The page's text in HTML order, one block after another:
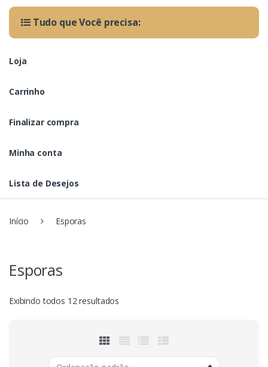
Tudo que Você precisa:
Loja
Carrinho
Finalizar compra
Minha conta
Lista de Desejos
Início Esporas
Esporas
Exibindo todos 12 resultados